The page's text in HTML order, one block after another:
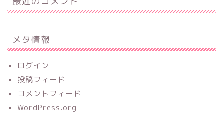
メタ情報
ログイン
投稿フィード
コメントフィード
WordPress.org